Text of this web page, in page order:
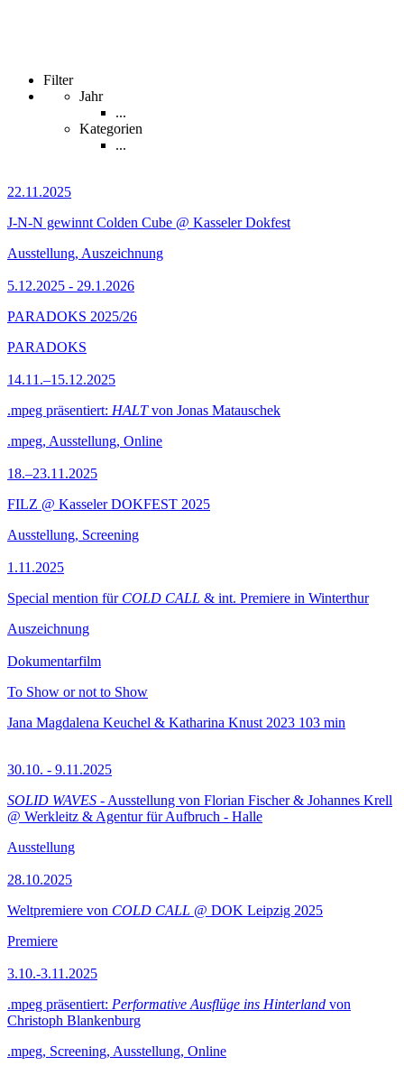
Filter
Jahr
...
Kategorien
...
22.11.2025
J-N-N gewinnt Colden Cube @ Kasseler Dokfest
Ausstellung, Auszeichnung
5.12.2025 - 29.1.2026
PARADOKS 2025/26
PARADOKS
14.11.–15.12.2025
.mpeg präsentiert: HALTvon Jonas Matauschek
.mpeg, Ausstellung, Online
18.–23.11.2025
FILZ @ Kasseler DOKFEST 2025
Ausstellung, Screening
1.11.2025
Special mention für COLD CALL & int. Premiere in Winterthur
Auszeichnung
Dokumentarfilm
To Show or not to Show
Jana Magdalena Keuchel & Katharina Knust 2023 103 min
30.10. - 9.11.2025
SOLID WAVES - Ausstellung von Florian Fischer & Johannes Krell
@ Werkleitz & Agentur für Aufbruch - Halle
Ausstellung
28.10.2025
Weltpremiere von COLD CALL @ DOK Leipzig 2025
Premiere
3.10.-3.11.2025
.mpeg präsentiert: Performative Ausflüge ins Hinterland von
Christoph Blankenburg
.mpeg, Screening, Ausstellung, Online